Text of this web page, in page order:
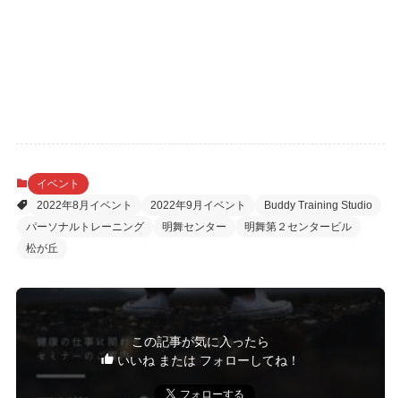
イベント
2022年8月イベント
2022年9月イベント
Buddy Training Studio
パーソナルトレーニング
明舞センター
明舞第２センタービル
松が丘
この記事が気に入ったら
いいね または フォローしてね！